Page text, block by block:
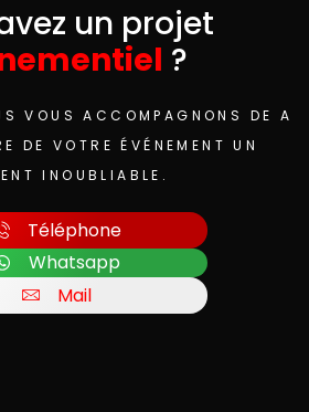
un projet
?
VOUS ACCOMPAGNONS DE A
DE VOTRE ÉVÉNEMENT UN
INOUBLIABLE.
Téléphone
Whatsapp
Mail